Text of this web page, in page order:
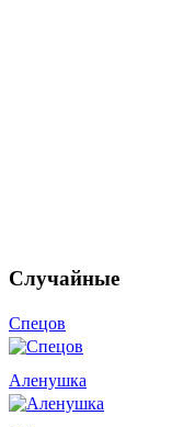
Случайные
Спецов
Аленушка